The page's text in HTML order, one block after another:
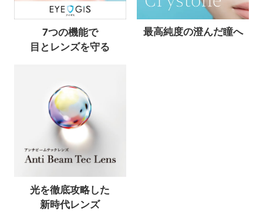
7つの機能で
目とレンズを守る
最高純度の澄んだ瞳へ
光を徹底攻略した
新時代レンズ